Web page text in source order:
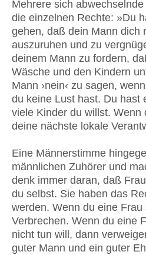
Mehrere sich
die einzelnen Rechte: »Du
gehen, daß dein Mann dich
auszuruhen und zu
deinem Mann zu fordern,
Wäsche und den Kindern
Mann ›nein‹ zu sagen,
du keine Lust hast. Du hast
viele Kinder du willst.
deine nächste lokale
Eine Männerstimme
männlichen Zuhörer und
denk immer daran, daß
du selbst. Sie haben das
werden. Wenn du eine
Verbrechen. Wenn du eine
nicht tun will, dann
guter Mann und ein guter